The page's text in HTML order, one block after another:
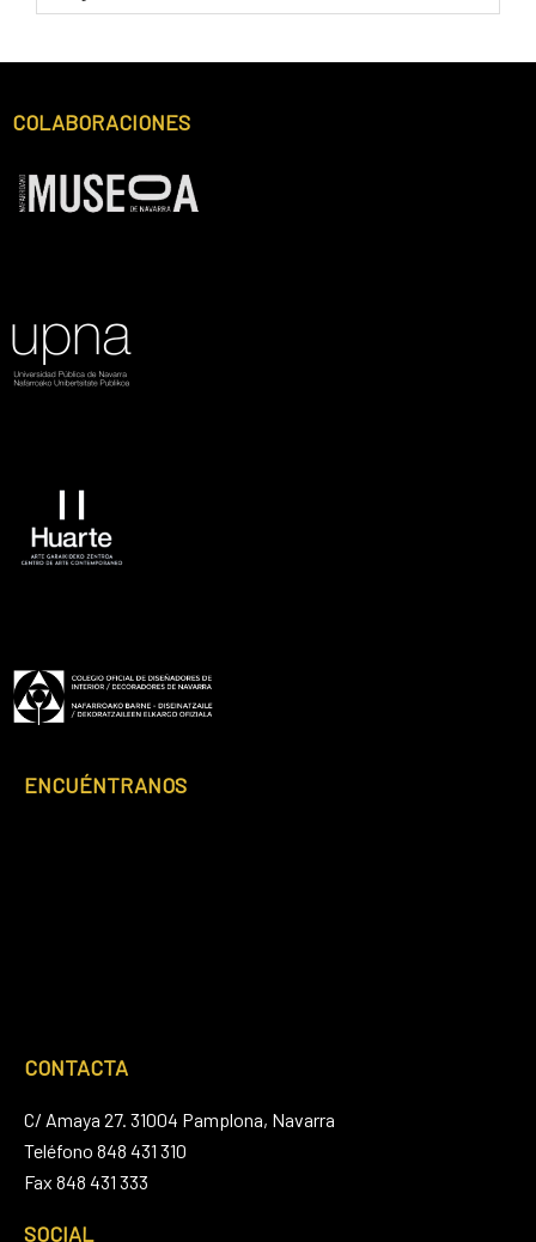
FECHA
Footer
COLABORACIONES
Footer
ENCUÉNTRANOS
CONTACTA
C/ Amaya 27. 31004 Pamplona, Navarra
Teléfono 848 431 310
Fax 848 431 333
SOCIAL